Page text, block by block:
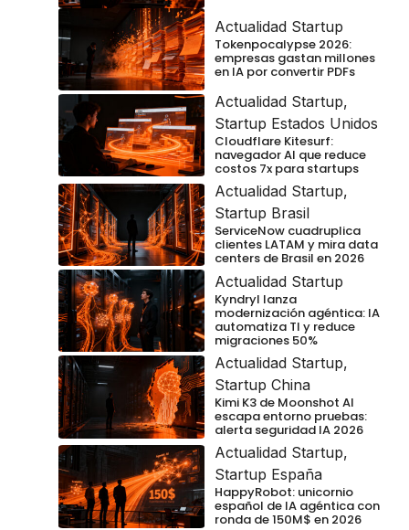
Actualidad Startup
Tokenpocalypse 2026:
empresas gastan millones
en IA por convertir PDFs
Actualidad Startup,
Startup Estados Unidos
Cloudflare Kitesurf:
navegador AI que reduce
costos 7x para startups
Actualidad Startup,
Startup Brasil
ServiceNow cuadruplica
clientes LATAM y mira data
centers de Brasil en 2026
Actualidad Startup
Kyndryl lanza
modernización agéntica: IA
automatiza TI y reduce
migraciones 50%
Actualidad Startup,
Startup China
Kimi K3 de Moonshot AI
escapa entorno pruebas:
alerta seguridad IA 2026
Actualidad Startup,
Startup España
HappyRobot: unicornio
español de IA agéntica con
ronda de 150M$ en 2026